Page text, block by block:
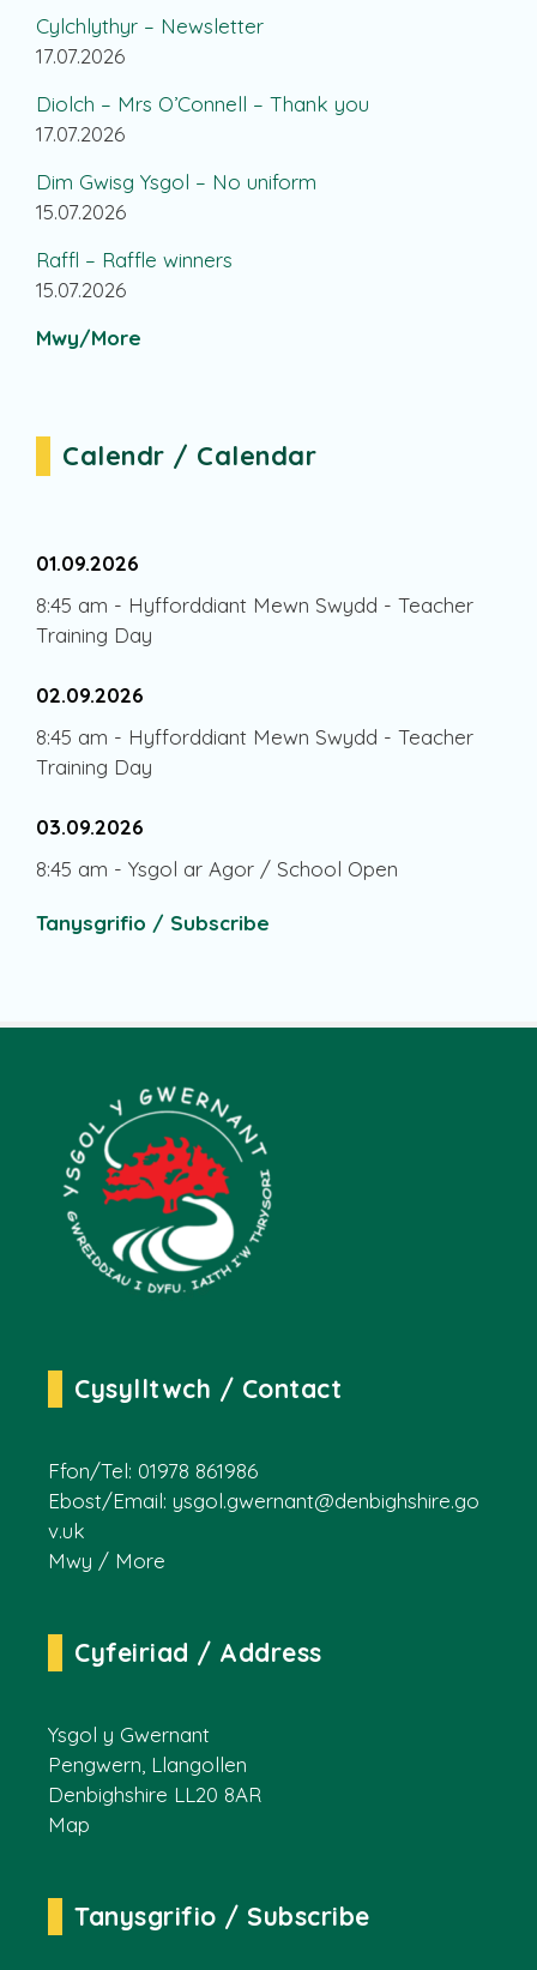
Cylchlythyr – Newsletter
17.07.2026
Diolch – Mrs O’Connell – Thank you
17.07.2026
Dim Gwisg Ysgol – No uniform
15.07.2026
Raffl – Raffle winners
15.07.2026
Mwy/More
Calendr / Calendar
01.09.2026
8:45 am - Hyfforddiant Mewn Swydd - Teacher
Training Day
02.09.2026
8:45 am - Hyfforddiant Mewn Swydd - Teacher
Training Day
03.09.2026
8:45 am - Ysgol ar Agor / School Open
Tanysgrifio / Subscribe
Cysylltwch / Contact
Ffon/Tel: 01978 861986
Ebost/Email: ysgol.gwernant@denbighshire.go
v.uk
Mwy / More
Cyfeiriad / Address
Ysgol y Gwernant
Pengwern, Llangollen
Denbighshire LL20 8AR
Map
Tanysgrifio / Subscribe